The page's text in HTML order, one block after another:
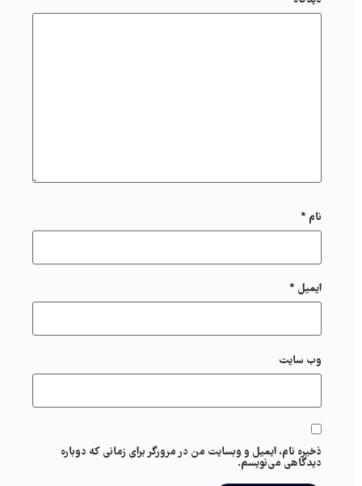
نام *
ایمیل *
وب‌ سایت
ذخیره نام، ایمیل و وبسایت من در مرورگر برای زمانی که دوباره
دیدگاهی می‌نویسم.